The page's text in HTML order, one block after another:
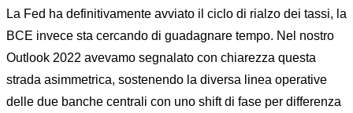
La Fed ha definitivamente avviato il ciclo di rialzo dei tassi, la
BCE invece sta cercando di guadagnare tempo. Nel nostro
Outlook 2022 avevamo segnalato con chiarezza questa
strada asimmetrica, sostenendo la diversa linea operative
delle due banche centrali con uno shift di fase per differenza